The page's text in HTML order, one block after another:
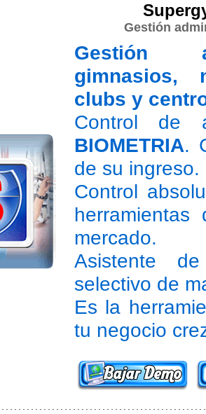
Gestión
Gestión
gimnasios,
clubs y
Control de
BIOMETRIA.
de su ingreso.
Control
mercado.
Asistente
selectivo de
Es la
tu negocio